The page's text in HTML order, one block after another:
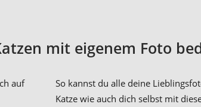
mit eigenem Foto
auf
So kannst du alle deine
Katze wie auch dich selbst mit